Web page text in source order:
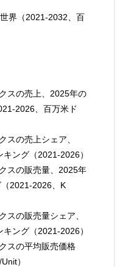
2026、百万米ド
ング（2021-2026）
2021-2026、K
ング（2021-2026）
）